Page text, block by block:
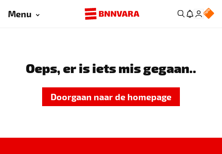
Menu
Oeps, er is iets mis gegaan..
Doorgaan naar de homepage